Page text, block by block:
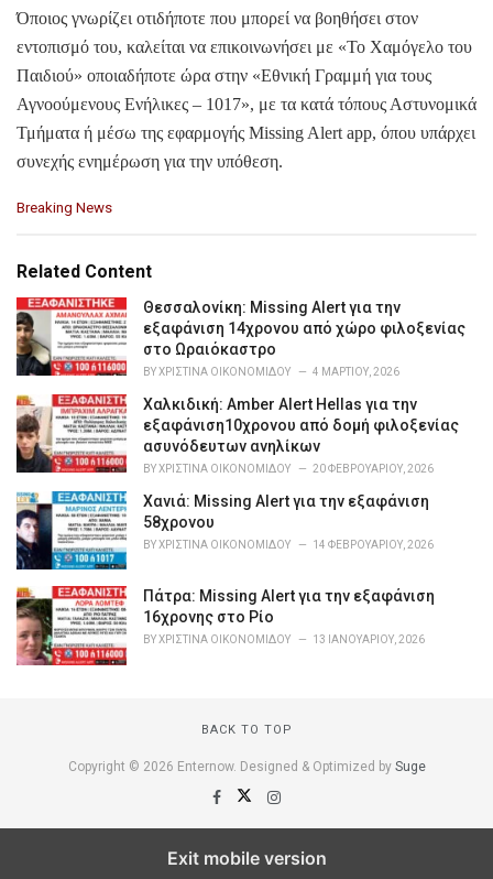
Όποιος γνωρίζει οτιδήποτε που μπορεί να βοηθήσει στον
εντοπισμό του, καλείται να επικοινωνήσει με «Το Χαμόγελο του
Παιδιού» οποιαδήποτε ώρα στην «Εθνική Γραμμή για τους
Αγνοούμενους Ενήλικες – 1017», με τα κατά τόπους Αστυνομικά
Τμήματα ή μέσω της εφαρμογής Missing Alert app, όπου υπάρχει
συνεχής ενημέρωση για την υπόθεση.
C
e
o
r
i
e
:
Breaking News
Related Content
Θεσσαλονίκη: Missing Alert για την
εξαφάνιση 14χρονου από χώρο φιλοξενίας
στο Ωραιόκαστρο
BYΧΡΙΣΤΊΝΑ ΟΙΚΟΝΟΜΊΔΟΥ 4 ΜΑΡΤΊΟΥ, 2026
Χαλκιδική: Amber Alert Hellas για την
εξαφάνιση10χρονου από δομή φιλοξενίας
ασυνόδευτων ανηλίκων
BYΧΡΙΣΤΊΝΑ ΟΙΚΟΝΟΜΊΔΟΥ 20 ΦΕΒΡΟΥΑΡΊΟΥ, 2026
Χανιά: Missing Alert για την εξαφάνιση
58χρονου
BYΧΡΙΣΤΊΝΑ ΟΙΚΟΝΟΜΊΔΟΥ 14 ΦΕΒΡΟΥΑΡΊΟΥ, 2026
Πάτρα: Missing Alert για την εξαφάνιση
16χρονης στο Ρίο
BYΧΡΙΣΤΊΝΑ ΟΙΚΟΝΟΜΊΔΟΥ 13 ΙΑΝΟΥΑΡΊΟΥ, 2026
BACK TO TOP
Copyright © 2026 Enternow. Designed & Optimized by Suge
Exit mobile version